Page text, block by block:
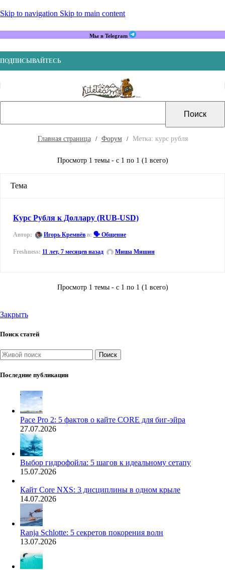
Skip to navigation Skip to main content
Мы в Telegram
ПОДПИСЫВАЙТЕСЬ
Главная страница Форум Метка: курс рубля
Просмотр 1 темы - с 1 по 1 (1 всего)
Тема
Курс Рубля к Доллару (RUB-USD)
Автор: Игорь Кремнёв в: 🗣️ Общение
11 лет, 7 месяцев назад Миша Мишин
Просмотр 1 темы - с 1 по 1 (1 всего)
Закрыть
Поиск статей
Поиск
Последние публикации
Pace Pro 2: 5 фактов о кайте CORE для биг-эйра
27.07.2026
Выбор гидрофойла: 5 шагов к идеальному сетапу
15.07.2026
Кайт Core NXS: 3 дисциплины в одном крыле
14.07.2026
Ranja Schlotte: 5 секретов покорения волн
13.07.2026